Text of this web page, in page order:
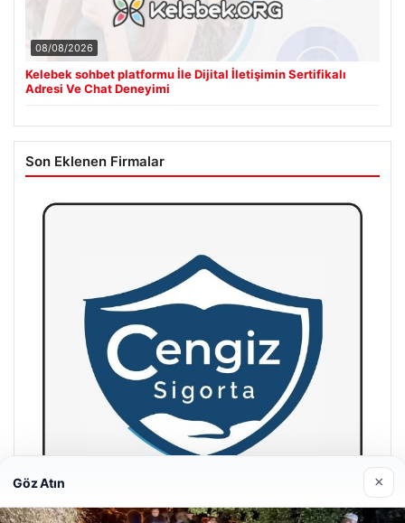
08/08/2026
Kelebek sohbet platformu İle Dijital İletişimin Sertifikalı
Adresi Ve Chat Deneyimi
Son Eklenen Firmalar
Göz Atın ×